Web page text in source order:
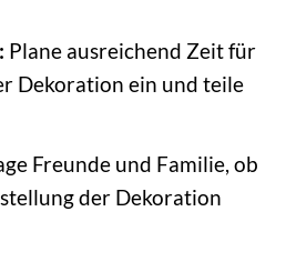
Plane ausreichend Zeit für
Dekoration ein und teile
Freunde und Familie, ob
der Dekoration